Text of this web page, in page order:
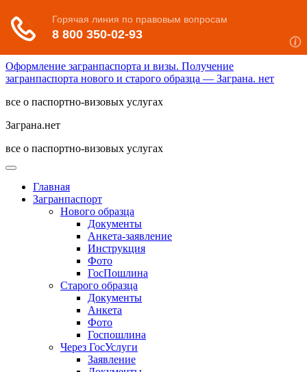
Оформление загранпаспорта и визы. Получение
загранпаспорта нового и старого образца — Заграна. нет
все о паспортно-визовых услугах
Заграна.нет
все о паспортно-визовых услугах
Главная
Загранпаспорт
Нового образца
Документы
Анкета-заявление
Инструкция
Фото
ГосПошлина
Старого образца
Документы
Анкета
Фото
Госпошлина
Через ГосУслуги
Заявление